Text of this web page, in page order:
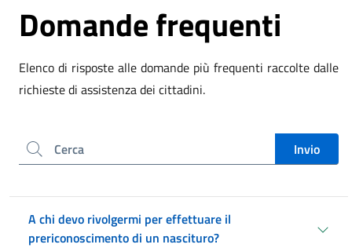
Domande frequenti
Elenco di risposte alle domande più frequenti raccolte dalle
richieste di assistenza dei cittadini.
Cerca nel sito Invio
A chi devo rivolgermi per effettuare il
prericonoscimento di un nascituro?